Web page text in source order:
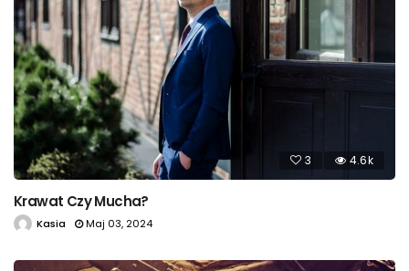
3 4.6k
Krawat Czy Mucha?
Kasia Maj 03, 2024